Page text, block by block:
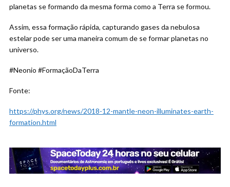
planetas se formando da mesma forma como a Terra se formou.
Assim, essa formação rápida, capturando gases da nebulosa
estelar pode ser uma maneira comum de se formar planetas no
universo.
#Neonio #FormaçãoDaTerra
Fonte:
https://phys.org/news/2018-12-mantle-neon-illuminates-earth-
formation.html